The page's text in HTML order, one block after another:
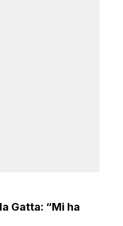
Gatta: “Mi ha